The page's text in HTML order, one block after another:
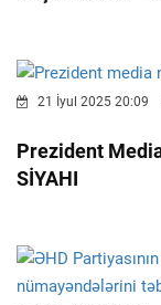
21 İyul 2025 20:09
Prezident
SİYAHI